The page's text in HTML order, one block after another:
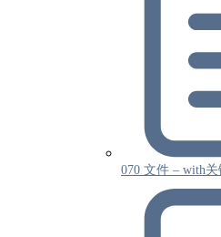
070 文件 – with